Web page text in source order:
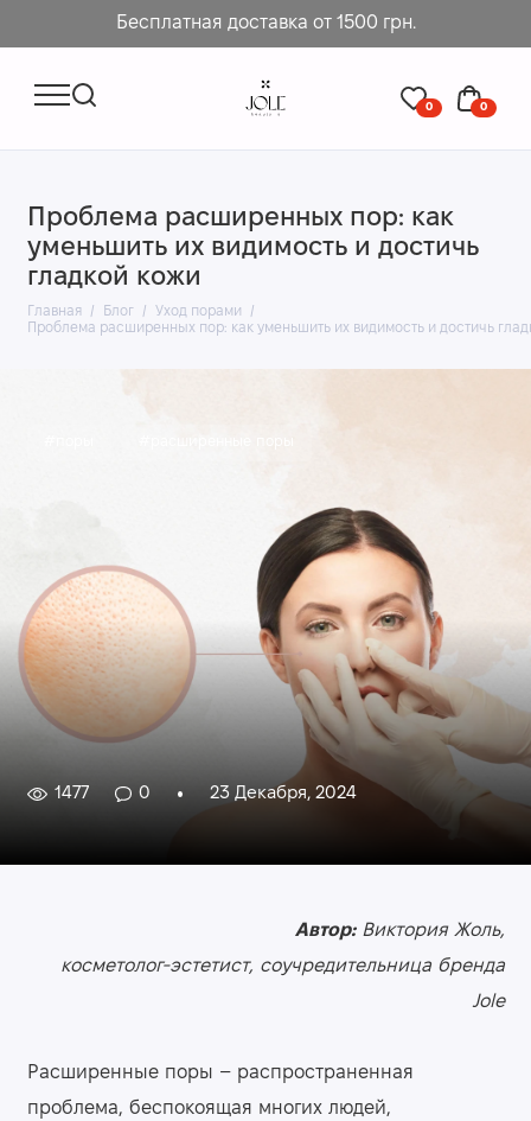
Бесплатная доставка от 1500 грн.
0 0
Проблема расширенных пор: как
уменьшить их видимость и достичь
гладкой кожи
Главная Блог
Уход порами
Проблема расширенных пор: как уменьшить их видимость и достичь
1477 0 23 Декабря, 2024
Автор:Виктория Жоль,
косметолог-эстетист, соучредительница бренда
Jole
Расширенные поры – распространенная
проблема, беспокоящая многих людей,